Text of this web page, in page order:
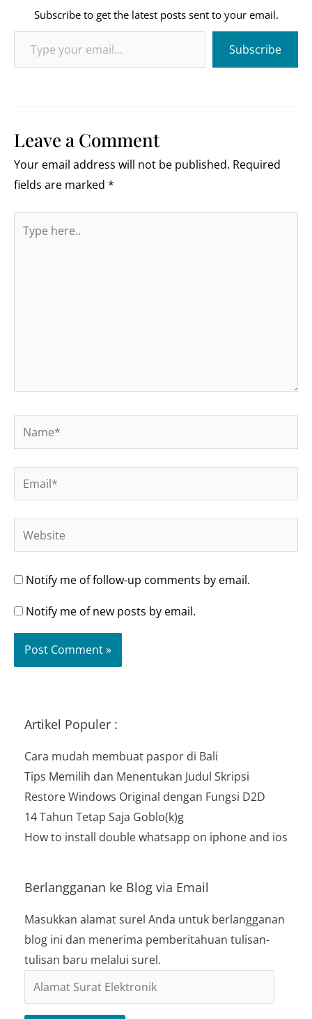
Subscribe to get the latest posts sent to your email.
Type your email…
Subscribe
Leave a Comment
Your email address will not be published. Required
fields are marked *
here..
Name*
Email*
Website
Notify me of follow-up comments by email.
Notify me of new posts by email.
Artikel Populer :
Cara mudah membuat paspor di Bali
Tips Memilih dan Menentukan Judul Skripsi
Restore Windows Original dengan Fungsi D2D
14 Tahun Tetap Saja Goblo(k)g
How to install double whatsapp on iphone and ios
Berlangganan ke Blog via Email
Masukkan alamat surel Anda untuk berlangganan
blog ini dan menerima pemberitahuan tulisan-
tulisan baru melalui surel.
Alamat
Surat